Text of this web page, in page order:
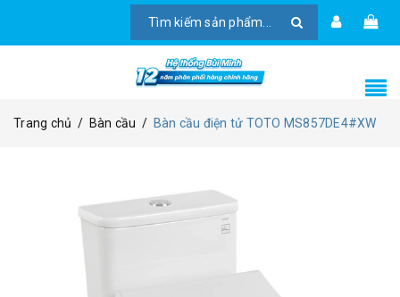
Trang chủ / Bàn cầu / Bàn cầu điện tử TOTO MS857DE4#XW